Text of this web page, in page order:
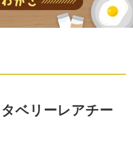
ベリーレアチー